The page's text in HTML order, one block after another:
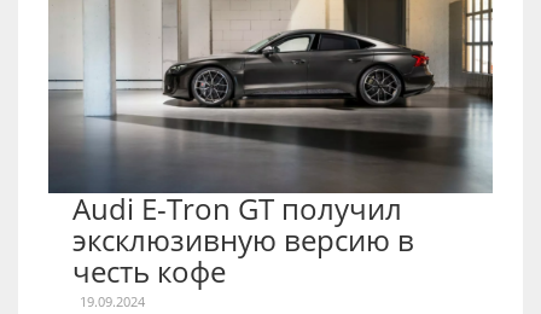
Audi E-Tron GT получил
эксклюзивную версию в
честь кофе
19.09.2024